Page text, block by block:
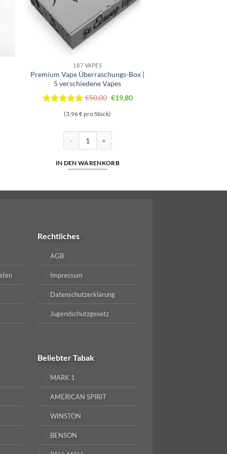
187 VAPES
Premium Vape Überraschungs-Box |
5 verschiedene Vapes
Bewertet
von
€50,00 Ursprünglicher
war:
€50,00
€19,80Aktueller
(3,96 € pro Stück)
IN DEN WARENKORB
Rechtliches
AGB
Impressum
Datenschutzerklärung
Jugendschutzgesetz
BeliebterTabak
MARK 1
AMERICAN SPIRIT
WINSTON
BENSON